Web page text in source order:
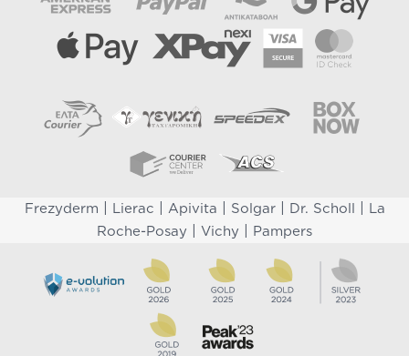
Frezyderm Lierac Apivita Solgar| Dr. Scholl
La
Roche-Posay
Vichy Pampers